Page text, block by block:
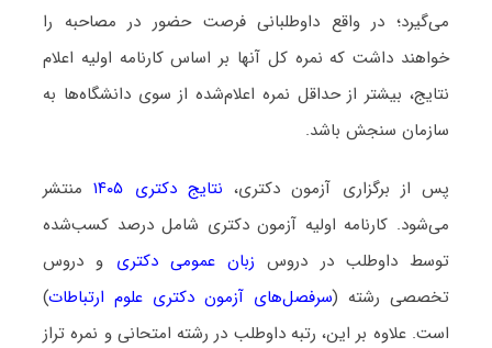
می‌گیرد؛ در واقع داوطلبانی فرصت حضور در مصاحبه را
خواهند داشت که نمره کل آنها بر اساس کارنامه اولیه اعلام
نتایج، بیشتر از حداقل نمره اعلام‌شده از سوی دانشگاه‌ها به
سازمان سنجش باشد.
پس از برگزاری آزمون دکتری، نتایج دکتری ۱۴۰۵
منتشر
می‌شود. کارنامه اولیه آزمون دکتری شامل درصد کسب‌شده
توسط داوطلب در دروس زبان عمومی دکتری و دروس
تخصصی رشته (سرفصل‌های آزمون دکتری علوم ارتباطات)
است. علاوه بر این، رتبه داوطلب در رشته امتحانی و نمره تراز